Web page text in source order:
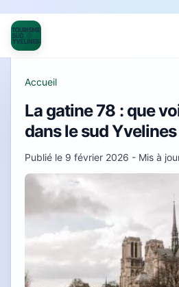
Accueil
La gatine 78 : que
dans le sud Yvelines
Publié le 9 février 2026 - Mis à